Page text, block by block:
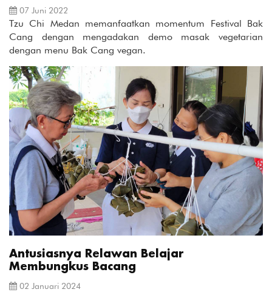
07 Juni 2022
Tzu Chi Medan memanfaatkan momentum Festival Bak
Cang dengan mengadakan demo masak vegetarian
dengan menu Bak Cang vegan.
Antusiasnya Relawan Belajar
Membungkus Bacang
02 Januari 2024